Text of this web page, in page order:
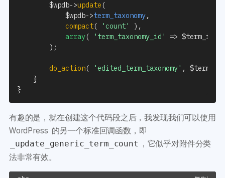
$wpdb->update(
$wpdb->term_taxonomy,
compact( 'count' ) ,
array( 'term_taxonomy_id' => $term_id
) ;
do_action( 'edited_term_taxonomy' , $term
}
}
有趣的是，就在创建这个代码段之后，我发现我们可以使用
WordPress 的另一个标准回调函数，即
_update_generic_term_count ，它似乎对附件分类
法非常有效。